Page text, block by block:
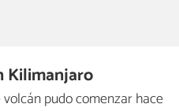
Kilimanjaro
pudo comenzar hace